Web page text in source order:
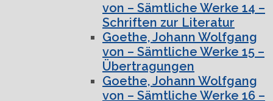
von – Sämtliche Werke 14 –
Schriften zur Literatur
Goethe, Johann Wolfgang
von – Sämtliche Werke 15 –
Übertragungen
Goethe, Johann Wolfgang
von – Sämtliche Werke 16 –